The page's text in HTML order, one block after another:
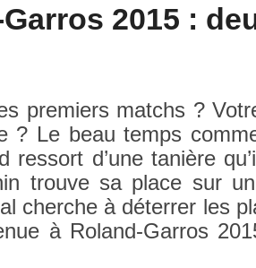
2015 :
pre­mi­ers matchs ?
? Le beau temps
re­ssort d’une tanière
trouve sa place sur
cherche à déterr­er les
à Roland-Garros